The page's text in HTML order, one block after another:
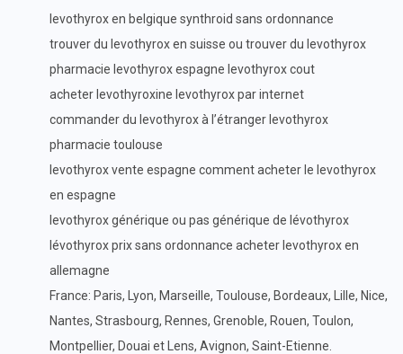
levothyrox en belgique synthroid sans ordonnance
trouver du levothyrox en suisse ou trouver du levothyrox
pharmacie levothyrox espagne levothyrox cout
acheter levothyroxine levothyrox par internet
commander du levothyrox à l’étranger levothyrox
pharmacie toulouse
levothyrox vente espagne comment acheter le levothyrox
en espagne
levothyrox générique ou pas générique de lévothyrox
lévothyrox prix sans ordonnance acheter levothyrox en
allemagne
France: Paris, Lyon, Marseille, Toulouse, Bordeaux, Lille, Nice,
Nantes, Strasbourg, Rennes, Grenoble, Rouen, Toulon,
Montpellier, Douai et Lens, Avignon, Saint-Etienne.